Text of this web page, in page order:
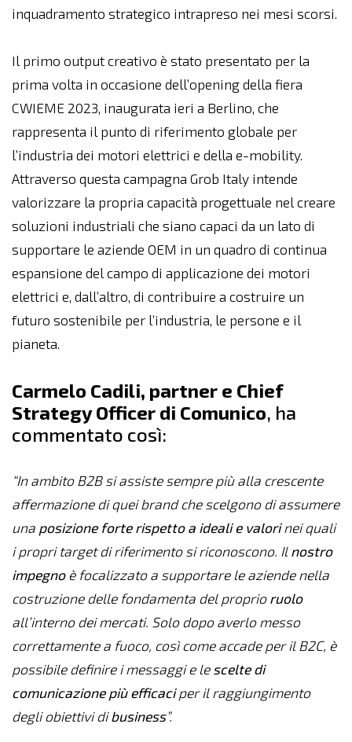
inquadramento strategico intrapreso nei mesi scorsi.
Il primo output creativo è stato presentato per la
prima volta in occasione dell’opening della fiera
CWIEME 2023, inaugurata ieri a Berlino, che
rappresenta il punto di riferimento globale per
l’industria dei motori elettrici e della e-mobility.
Attraverso questa campagna Grob Italy intende
valorizzare la propria capacità progettuale nel creare
soluzioni industriali che siano capaci da un lato di
supportare le aziende OEM in un quadro di continua
espansione del campo di applicazione dei motori
elettrici e, dall’altro, di contribuire a costruire un
futuro sostenibile per l’industria, le persone e il
pianeta.
Carmelo Cadili, partner e Chief
Strategy Officer di Comunico, ha
commentato così:
“In ambito B2B si assiste sempre più alla crescente
affermazione di quei brand che scelgono di assumere
una posizione forte rispetto a ideali e valorinei quali
i propri target di riferimento si riconoscono. Ilnostro
impegnoè focalizzato a supportare le aziende nella
costruzione delle fondamenta del proprioruolo
all’interno dei mercati. Solo dopo averlo messo
correttamente a fuoco, così come accade per il B2C, è
possibile definire i messaggi e le scelte di
comunicazione più efficaciper il raggiungimento
degli obiettivi dibusiness”.